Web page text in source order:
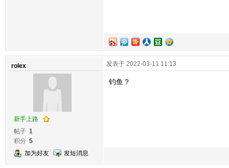
rolex
新手上路
帖子 1
积分 5
加为好友
发短消息
发表于 2022-03-11 11:13
钓鱼？